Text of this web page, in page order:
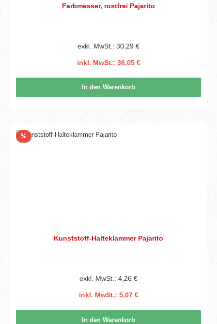
Farbmesser, rostfrei Pajarito
exkl. MwSt.: 30,29 €
inkl. MwSt.: 36,05 €
In den Warenkorb
%Rabatt
Kunststoff-Halteklammer Pajarito
exkl. MwSt.: 4,26 €
inkl. MwSt.: 5,07 €
In den Warenkorb